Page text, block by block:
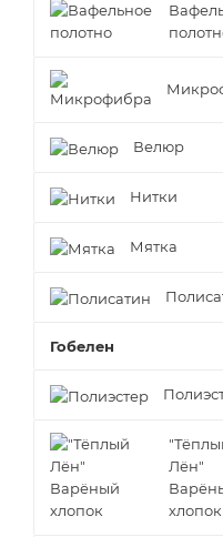
Велюр
Нитки
Мятка
Гобелен
Лён"
хлопок